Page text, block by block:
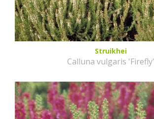
Struikhei
Calluna vulgaris 'Firefly'